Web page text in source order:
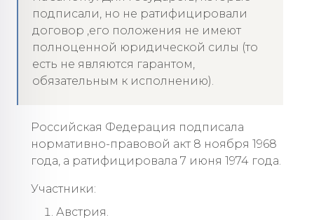
подписали, но не ратифицировали
договор ,его положения не имеют
полноценной юридической силы (то
есть не являются гарантом,
обязательным к исполнению).
Российская Федерация подписала
нормативно-правовой акт 8 ноября 1968
года, а ратифицировала 7 июня 1974 года.
Участники:
Австрия.